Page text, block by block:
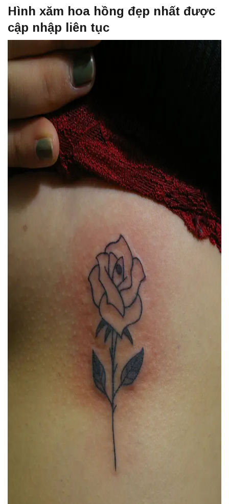
Hình xăm hoa hồng đẹp nhất được
cập nhập liên tục